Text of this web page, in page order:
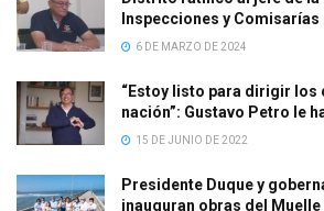
Inspecciones y
6 DE MARZO DE 2024
“Estoy listo para dirigir los
nación”: Gustavo Petro le
15 DE JUNIO DE 2022
Presidente Duque y
inauguran obras del